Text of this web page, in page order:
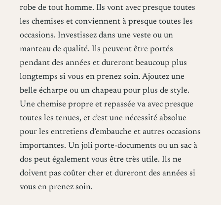
robe de tout homme. Ils vont avec presque toutes
les chemises et conviennent à presque toutes les
occasions. Investissez dans une veste ou un
manteau de qualité. Ils peuvent être portés
pendant des années et dureront beaucoup plus
longtemps si vous en prenez soin. Ajoutez une
belle écharpe ou un chapeau pour plus de style.
Une chemise propre et repassée va avec presque
toutes les tenues, et c’est une nécessité absolue
pour les entretiens d’embauche et autres occasions
importantes. Un joli porte-documents ou un sac à
dos peut également vous être très utile. Ils ne
doivent pas coûter cher et dureront des années si
vous en prenez soin.